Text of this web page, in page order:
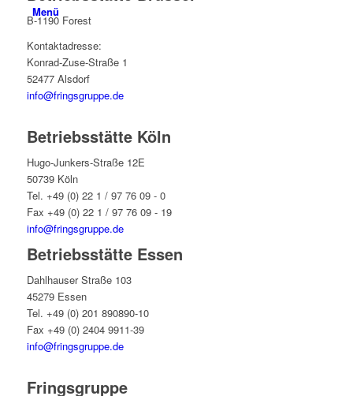
Menü
B-1190 Forest
Kontaktadresse:
Konrad-Zuse-Straße 1
52477 Alsdorf
info@fringsgruppe.de
Betriebsstätte Köln
Hugo-Junkers-Straße 12E
50739 Köln
Tel. +49 (0) 22 1 / 97 76 09 - 0
Fax +49 (0) 22 1 / 97 76 09 - 19
info@fringsgruppe.de
Betriebsstätte Essen
Dahlhauser Straße 103
45279 Essen
Tel. +49 (0) 201 890890-10
Fax +49 (0) 2404 9911-39
info@fringsgruppe.de
Fringsgruppe